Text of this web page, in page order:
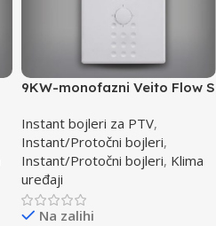
9KW-monofazni Veito Flow S
Instant bojleri za PTV,
Instant/Protočni bojleri,
Instant/Protočni bojleri, Klima
uređaji
Na zalihi